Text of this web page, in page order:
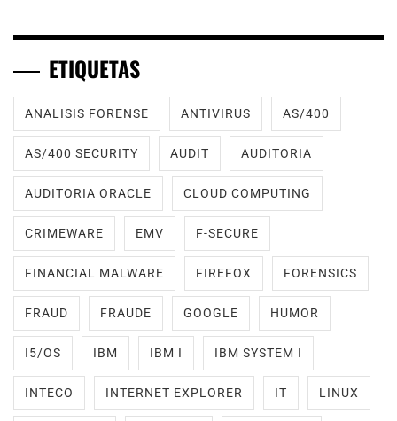
ETIQUETAS
ANALISIS FORENSE ANTIVIRUS AS/400
AS/400 SECURITY AUDIT AUDITORIA
AUDITORIA ORACLE CLOUD COMPUTING
CRIMEWARE EMV F-SECURE
FINANCIAL MALWARE FIREFOX FORENSICS
FRAUD FRAUDE GOOGLE HUMOR
I5/OS IBM IBM I IBM SYSTEM I
INTECO INTERNET EXPLORER IT LINUX